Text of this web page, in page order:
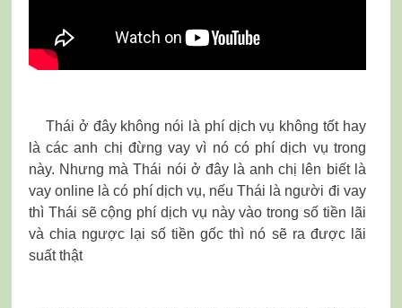
Thái ở đây không nói là phí dịch vụ không tốt hay
là các anh chị đừng vay vì nó có phí dịch vụ trong
này. Nhưng mà Thái nói ở đây là anh chị lên biết là
vay online là có phí dịch vụ, nếu Thái là người đi vay
thì Thái sẽ cộng phí dịch vụ này vào trong số tiền lãi
và chia ngược lại số tiền gốc thì nó sẽ ra được lãi
suất thật